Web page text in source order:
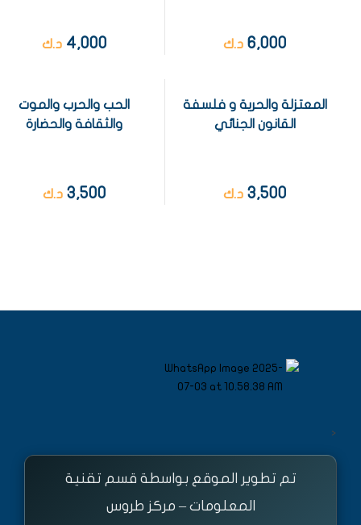
6,000 د.ك 4,000 د.ك
المعتزلة والحرية و فلسفة
القانون الجنائي
3,500 د.ك
الحب والحرب والموت
والثقافة والحضارة
3,500 د.ك
<
تم تطوير الموقع بواسطة قسم تقنية
المعلومات – مركز طروس